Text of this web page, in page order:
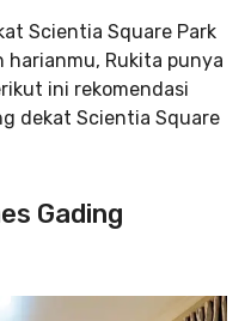
Scientia Square Park
Rukita punya
ini rekomendasi
dekat Scientia Square
Gading